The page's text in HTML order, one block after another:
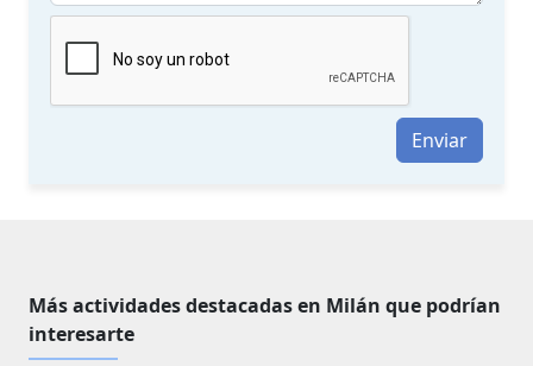
Enviar
Más actividades destacadas en Milán que podrían
interesarte